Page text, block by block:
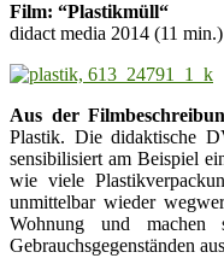
Film: “Plastikmüll“
didact media 2014 (11 min.)
Aus der
Plastik. Die didaktische
sensibilisiert am Beispiel
wie viele
unmittelbar wieder
Wohnung und
Gebrauchsgegenständen